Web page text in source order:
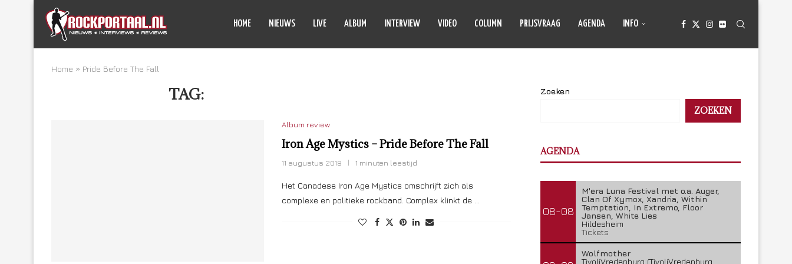
HOME NIEUWS LIVE ALBUM INTERVIEW VIDEO COLUMN PRIJSVRAAG AGENDA INFO
Home » Pride Before The Fall
TAG:
Album review
Iron Age Mystics – Pride Before The Fall
11 augustus 2019 1 minuten leestijd
Het Canadese Iron Age Mystics omschrijft zich als
complexe en politieke rockband. Complex klinkt de …
Zoeken
ZOEKEN
AGENDA
08-08
M'era Luna Festival met o.a. Auger,
Clan Of Xymox, Xandria, Within
Temptation, In Extremo, Floor
Jansen, White Lies
Hildesheim
Tickets
Wolfmother
TivoliVredenburg (TivoliVredenburg